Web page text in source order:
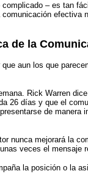
– es tan
efectiva
de la
aun los que
Rick Warren
26 días y que el
de
nunca mejorará la
veces el
la posición o la